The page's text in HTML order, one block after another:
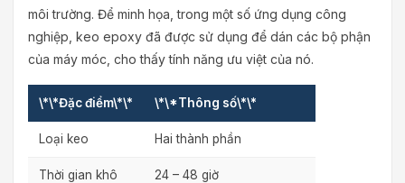
môi trường. Để minh họa, trong một số ứng dụng công
nghiệp, keo epoxy đã được sử dụng để dán các bộ phận
của máy móc, cho thấy tính năng ưu việt của nó.
\*\*Đặc điểm\*\* \*\*Thông số\*\*
Loại keo Hai thành phần
Thời gian khô 24 – 48 giờ